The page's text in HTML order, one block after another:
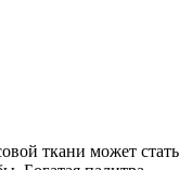
ткани может стать